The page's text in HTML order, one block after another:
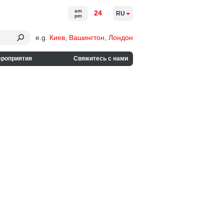
e.g. Киев Вашингтон Лондон
Свяжитесь с нами
am
pm
24 RU